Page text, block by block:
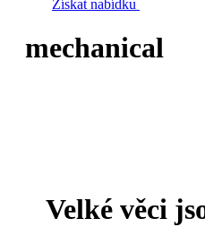
Získat nabídku
mechanical
Velké věci